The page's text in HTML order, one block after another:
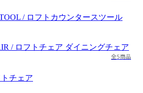
/ ロフトカウンタースツール
全5商品
チェア